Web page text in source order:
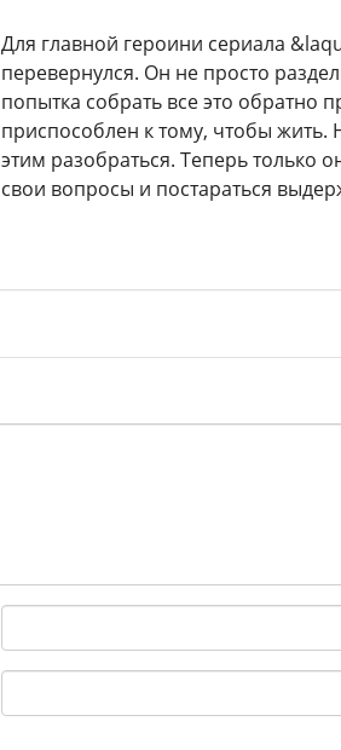
Для главной героини сериала
перевернулся. Он не просто
попытка собрать все это обратно
приспособлен к тому, чтобы жить.
этим разобраться. Теперь только
свои вопросы и постараться